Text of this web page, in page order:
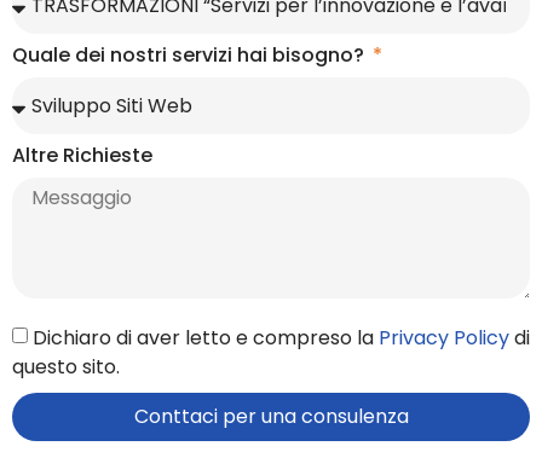
Quale dei nostri servizi hai bisogno?
Altre Richieste
Dichiaro di aver letto e compreso la Privacy Policydi
questo sito.
Conttaci per una consulenza